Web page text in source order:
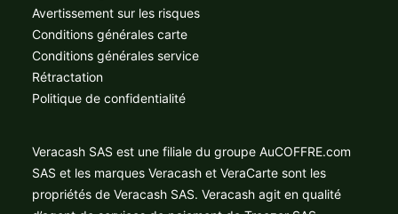
Avertissement sur les risques
Conditions générales carte
Conditions générales service
Rétractation
Politique de confidentialité
Veracash SAS est une filiale du groupe AuCOFFRE.com
SAS et les marques Veracash et VeraCarte sont les
propriétés de Veracash SAS. Veracash agit en qualité